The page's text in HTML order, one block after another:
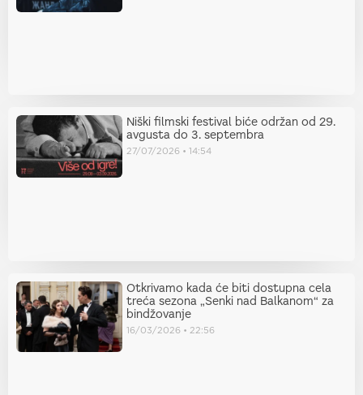
Niški filmski festival biće održan od 29.
avgusta do 3. septembra
27/07/2026 14:54
Otkrivamo kada će biti dostupna cela
treća sezona „Senki nad Balkanom“ za
bindžovanje
16/03/2026 22:56